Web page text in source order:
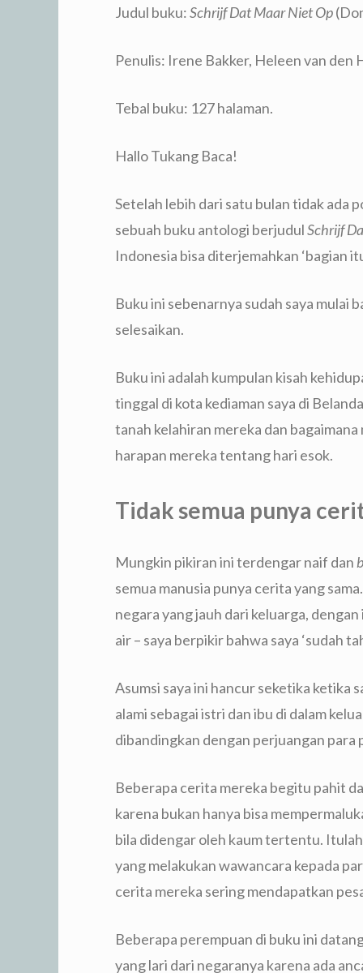
Judul buku:Schrijf Dat Maar Niet Op
Penulis: Irene Bakker, Heleen van den
Tebal buku: 127 halaman.
Hallo Tukang Baca!
Setelah lebih dari satu bulan tidak ada
sebuah buku antologi berjudulSchrijf
Indonesia bisa diterjemahkan ‘bagian
Buku ini sebenarnya sudah saya mulai
selesaikan.
Buku ini adalah kumpulan kisah
tinggal di kota kediaman saya di
tanah kelahiran mereka dan bagaimana
harapan mereka tentang hari esok.
Tidak semua punya
Mungkin pikiran ini terdengar naif dan
semua manusia punya cerita yang
negara yang jauh dari keluarga, dengan
air – saya berpikir bahwa saya ‘sudah
Asumsi saya ini hancur seketika ketika
alami sebagai istri dan ibu di dalam
dibandingkan dengan perjuangan para
Beberapa cerita mereka begitu pahit
karena bukan hanya bisa
bila didengar oleh kaum tertentu.
yang melakukan wawancara kepada
cerita mereka sering mendapatkan
Beberapa perempuan di buku ini
yang lari dari negaranya karena ada